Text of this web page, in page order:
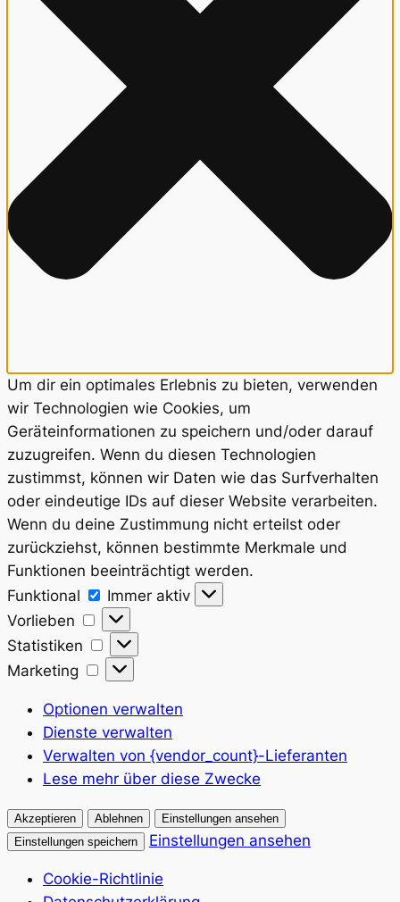
Um dir ein optimales Erlebnis zu bieten, verwenden
wir Technologien wie Cookies, um
Geräteinformationen zu speichern und/oder darauf
zuzugreifen. Wenn du diesen Technologien
zustimmst, können wir Daten wie das Surfverhalten
oder eindeutige IDs auf dieser Website verarbeiten.
Wenn du deine Zustimmung nicht erteilst oder
zurückziehst, können bestimmte Merkmale und
Funktionen beeinträchtigt werden.
Funktional
Funktional
Immer aktiv
Vorlieben
Vorlieben
Statistiken
Statistiken
Marketing
Marketing
Optionen verwalten
Dienste verwalten
Verwalten von {vendor_count}-Lieferanten
Lese mehr über diese Zwecke
Akzeptieren Ablehnen
Einstellungen ansehen
Einstellungen speichern
Einstellungen ansehen
Cookie-Richtlinie